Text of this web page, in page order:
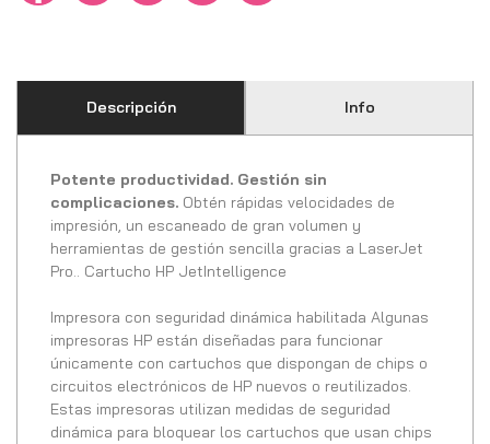
Descripción Info
Potente productividad. Gestión sin
complicaciones. Obtén rápidas velocidades de
impresión, un escaneado de gran volumen y
herramientas de gestión sencilla gracias a LaserJet
Pro.. Cartucho HP JetIntelligence
Impresora con seguridad dinámica habilitada Algunas
impresoras HP están diseñadas para funcionar
únicamente con cartuchos que dispongan de chips o
circuitos electrónicos de HP nuevos o reutilizados.
Estas impresoras utilizan medidas de seguridad
dinámica para bloquear los cartuchos que usan chips